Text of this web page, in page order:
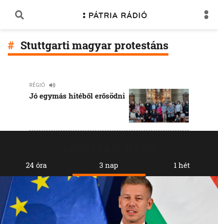
Stuttgarti magyar protestáns
RÉGIÓ
Jó egymás hitéből erősödni
24 óra 3 nap 1 hét